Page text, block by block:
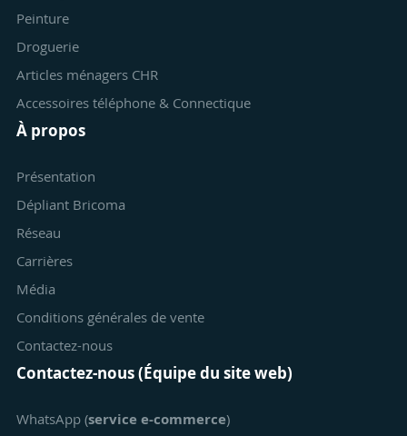
Peinture
Droguerie
Articles ménagers CHR
Accessoires téléphone & Connectique
À propos
Présentation
Dépliant Bricoma
Réseau
Carrières
Média
Conditions générales de vente
Contactez-nous
Contactez-nous (Équipe du site web)
WhatsApp (service e-commerce)